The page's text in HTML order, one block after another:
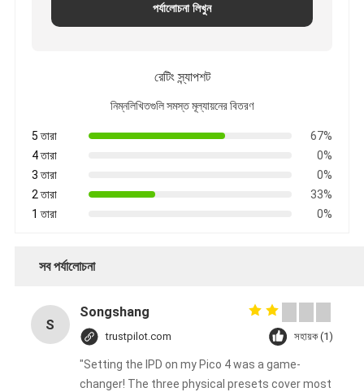
পর্যালোচনা লিখুন
রেটিং স্ন্যাপশট
নিম্নলিখিতগুলি সমস্ত মূল্যায়নের বিতরণ
5 তারা
67%
4 তারা
0%
3 তারা
0%
2 তারা
33%
1 তারা
0%
সব পর্যালোচনা
S
Songshang
trustpilot.com সহায়ক (1)
"Setting the IPD on my Pico 4 was a game-
changer! The three physical presets cover most